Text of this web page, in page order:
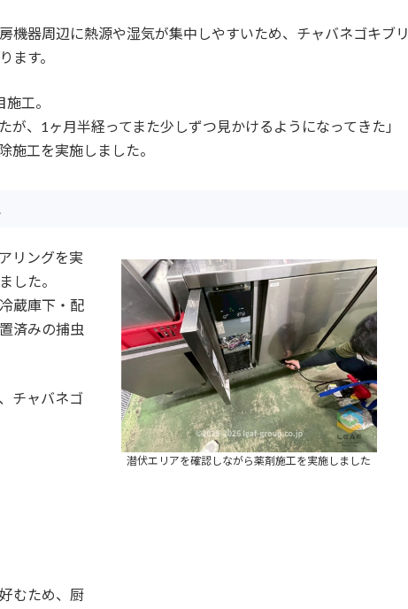
機器周辺に熱源や湿気が集中しやすいため、チャバネゴキブリ
ます。
工。
が、1ヶ月半経ってまた少しずつ見かけるようになってきた」
施工を実施しました。
リングを実
した。
蔵庫下・配
済みの捕虫
チャバネゴ
むため、厨
潜伏エリアを確認しながら薬剤施工を実施しました